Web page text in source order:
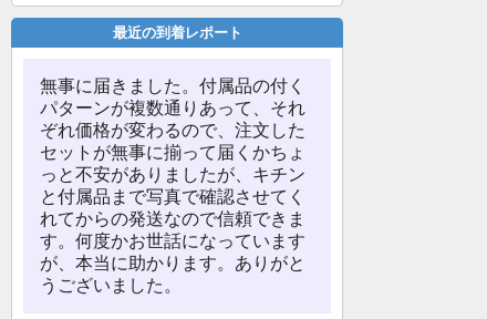
最近の到着レポート
無事に届きました。付属品の付く
パターンが複数通りあって、それ
ぞれ価格が変わるので、注文した
セットが無事に揃って届くかちょ
っと不安がありましたが、キチン
と付属品まで写真で確認させてく
れてからの発送なので信頼できま
す。何度かお世話になっています
が、本当に助かります。ありがと
うございました。